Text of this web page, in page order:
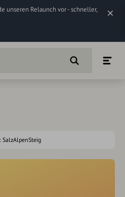
unseren Relaunch vor - schneller,
SalzAlpenSteig